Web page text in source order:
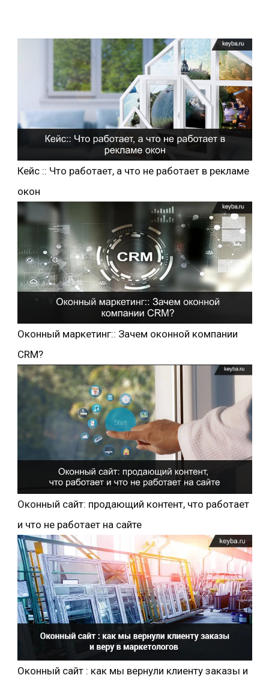
Кейс :: Что работает, а что не работает в рекламе
окон
Оконный маркетинг:: Зачем оконной компании
CRM?
Оконный сайт: продающий контент, что работает
и что не работает на сайте
Оконный сайт : как мы вернули клиенту заказы и